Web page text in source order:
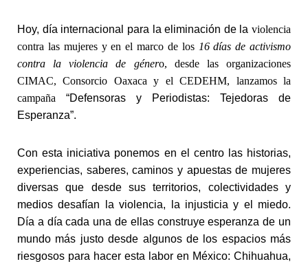
Hoy, día internacional para la eliminación de la violencia
contra las mujeres y en el marco de los 16 días de activismo
contra la violencia de género, desde las organizaciones
CIMAC, Consorcio Oaxaca y el CEDEHM, lanzamos la
campaña “Defensoras y Periodistas: Tejedoras de
Esperanza”.
Con esta iniciativa ponemos en el centro las historias,
experiencias, saberes, caminos y apuestas de mujeres
diversas que desde sus territorios, colectividades y
medios desafían la violencia, la injusticia y el miedo.
Día a día cada una de ellas construye esperanza de un
mundo más justo desde algunos de los espacios más
riesgosos para hacer esta labor en México: Chihuahua,